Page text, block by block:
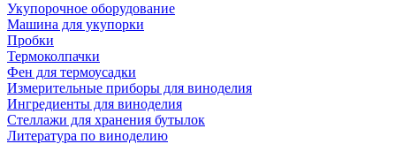
Укупорочное оборудование
Машина для укупорки
Пробки
Термоколпачки
Фен для термоусадки
Измерительные приборы для виноделия
Ингредиенты для виноделия
Стеллажи для хранения бутылок
Литература по виноделию